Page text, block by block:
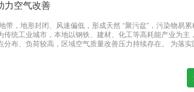
力空气改善
，地形封闭、风速偏低，形成天然 “聚污盆”，污染物易累
统工业城市，本地以钢铁、建材、化工等高耗能产业为主
布、负荷较高，区域空气质量改善压力持续存在。 为落实